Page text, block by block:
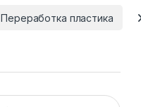
Переработка пластика